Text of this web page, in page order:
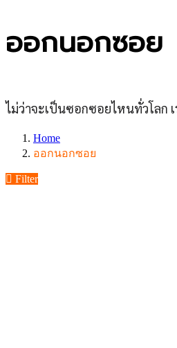
ออกนอกซอย
ไม่ว่าจะเป็นซอกซอยไหนทั่วโลก
Home
ออกนอกซอย
Filter